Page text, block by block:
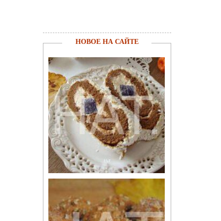
НОВОЕ НА САЙТЕ